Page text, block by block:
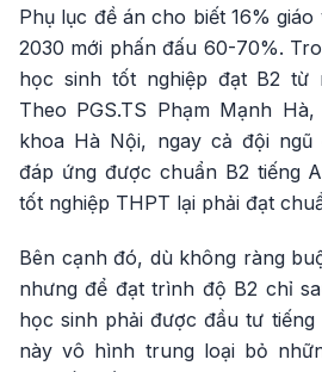
Phụ lục đề án cho biết 16%
2030 mới phấn đấu 60-70%.
học sinh tốt nghiệp đạt B2 từ
Theo PGS.TS Phạm Mạnh
khoa Hà Nội, ngay cả đội ngũ
đáp ứng được chuẩn B2 tiếng
tốt nghiệp THPT lại phải đạt
Bên cạnh đó, dù không ràng
nhưng để đạt trình độ B2 chỉ
học sinh phải được đầu tư
này vô hình trung loại bỏ